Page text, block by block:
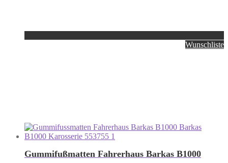
Wunschliste
Gummifußmatten Fahrerhaus Barkas B1000